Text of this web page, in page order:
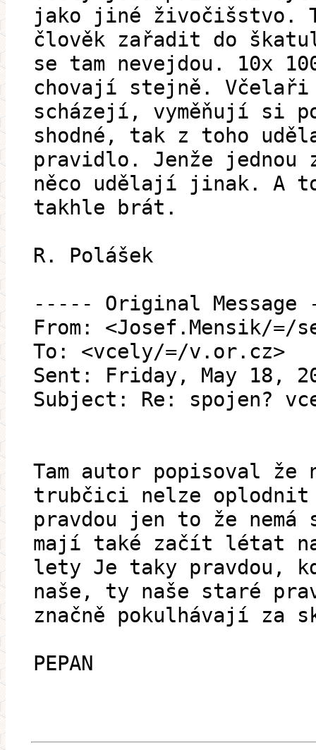
jako jiné živočišstvo.
člověk zařadit do
se tam nevejdou. 10x
chovají stejně. Včelaři
scházejí, vyměňují si
shodné, tak z toho
pravidlo. Jenže jednou
něco udělají jinak. A
takhle brát.
R. Polášek
----- Original
From: <Josef.Mensik/=/
To: <vcely/=/v.or.cz>
Sent: Friday, May 18,
Subject: Re: spojen?
Tam autor popisoval že
trubčici nelze
pravdou jen to že nemá
mají také začít létat
lety Je taky pravdou,
naše, ty naše staré
značně pokulhávají za
PEPAN